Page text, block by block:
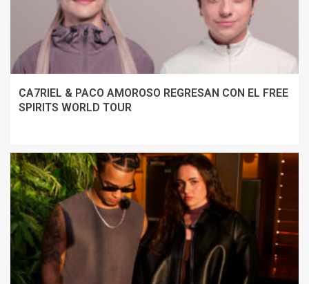
CA7RIEL & PACO AMOROSO REGRESAN CON EL FREE
SPIRITS WORLD TOUR